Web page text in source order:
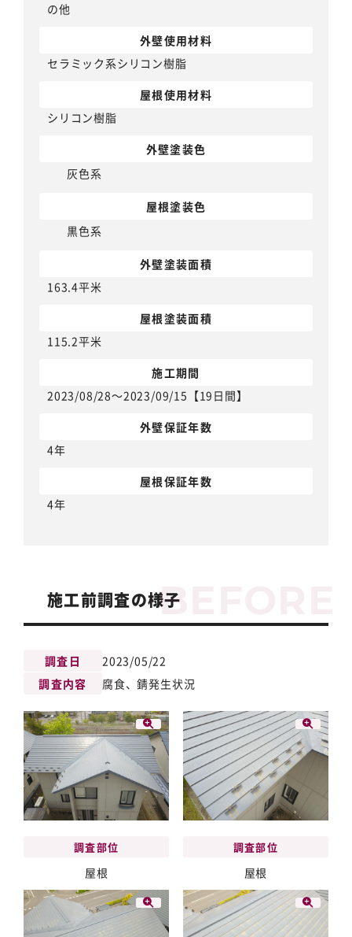
の他
外壁使用材料
セラミック系シリコン樹脂
屋根使用材料
シリコン樹脂
外壁塗装色
灰色系
屋根塗装色
黒色系
外壁塗装面積
163.4平米
屋根塗装面積
115.2平米
施工期間
2023/08/28～2023/09/15【19日間】
外壁保証年数
4年
屋根保証年数
4年
施工前調査の様子
調査日
2023/05/22
調査内容
腐食、錆発生状況
調査部位
屋根
調査部位
屋根